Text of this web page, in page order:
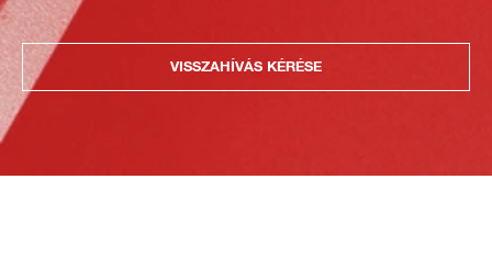
VISSZAHÍVÁS KÉRÉSE